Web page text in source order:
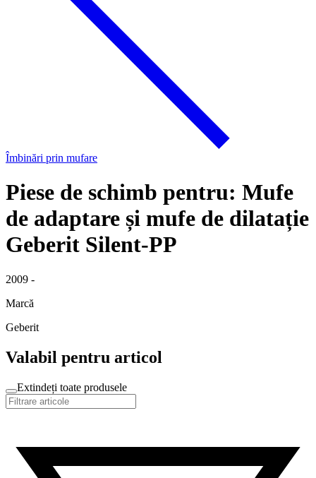
Îmbinări prin mufare
Piese de schimb pentru: Mufe
de adaptare și mufe de dilatație
Geberit Silent-PP
2009 -
Marcă
Geberit
Valabil pentru articol
Extindeți toate produsele